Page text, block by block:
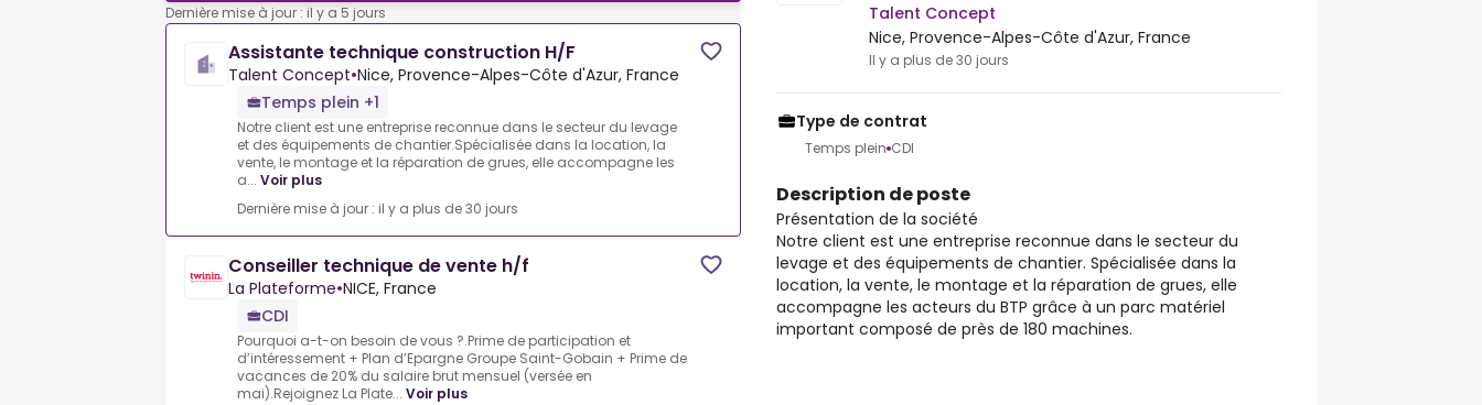
Dernière mise à jour : il y a 5 jours
Assistante technique construction H/F
Talent Concept•Nice, Provence-Alpes-Côte d'Azur, France
Temps plein +1
Notre client est une entreprise reconnue dans le secteur du levage
et des équipements de chantier.Spécialisée dans la location, la
vente, le montage et la réparation de grues, elle accompagne les
a... Voir plus
Dernière mise à jour : il y a plus de 30 jours
Conseiller technique de vente h/f
La Plateforme•NICE, France
CDI
Pourquoi a-t-on besoin de vous ?.Prime de participation et
d’intéressement + Plan d’Epargne Groupe Saint-Gobain + Prime de
vacances de 20% du salaire brut mensuel (versée en
mai).Rejoignez La Plate... Voir plus
Talent Concept
Nice, Provence-Alpes-Côte d'Azur, France
Il y a plus de 30 jours
Type de contrat
Temps plein CDI
Description de poste
Présentation de la société
Notre client est une entreprise reconnue dans le secteur du
levage et des équipements de chantier. Spécialisée dans la
location, la vente, le montage et la réparation de grues, elle
accompagne les acteurs du BTP grâce à un parc matériel
important composé de près de 180 machines.